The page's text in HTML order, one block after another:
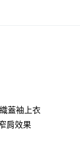
NT$266
蓋袖上衣
肩效果